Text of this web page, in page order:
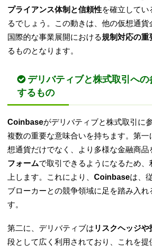
プライアンス体制と信頼性を確立してい
るでしょう。この動きは、他の仮想通貨
国際的な事業展開における規制対応の重
るものとなります。
デリバティブと株式取引への
するもの
Coinbaseがデリバティブと株式取引に
複数の重要な意味合いを持ちます。第一
想通貨だけでなく、より多様な金融商品
フォームで取引できるようになるため、
上します。これにより、 Coinbaseは、
ブローカーとの競争領域に足を踏み入れ
す。
第二に、デリバティブは リスクヘッジや
段として広く利用されており、これを提